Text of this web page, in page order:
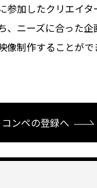
参加したクリエイタ
、ニーズに合った企
像制作することがで
コンペの登録へ